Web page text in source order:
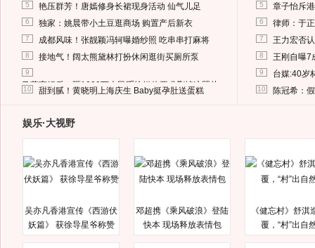
5 艳压群芳！唐嫣修身长裙现身活动 仙气儿足
6 独家：姚晨带小土豆逛商场 购置产后新衣
7 成都风味！张靓颖冯轲曝婚纱照 吃串串打麻将
8 接地气！阔太熊黛林打扮休闲逛街买厕所泵
9
马蓉离婚后，砸1000万人民币给媒体要求删掉这照片
10 甜到腻！黄晓明上海庆生 Baby挺孕肚送蛋糕
5 章子怡斥
6 律师：于
7 王力宏否
8 王刚自曝7
9 台媒:40岁
10 陈冠希：
娱乐·大视野
吴亦凡香港宣传《西游伏
妖篇》 获徐导星爷称赞
邓超携《乘风破浪》登陆
快本 现场释放表情包
《健忘村》舒淇
覆，“村”出自